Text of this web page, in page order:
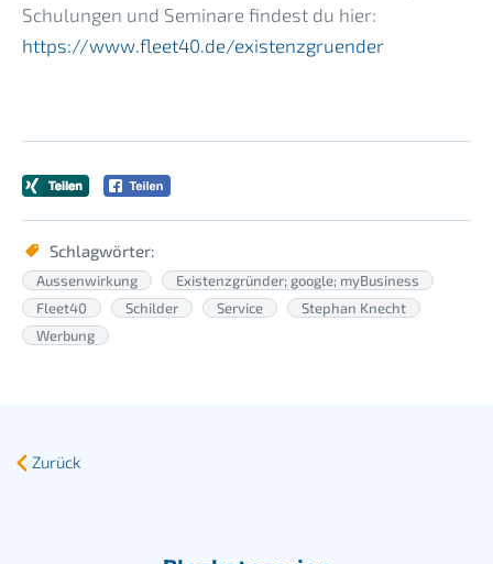
Schulungen und Seminare findest du hier:
https://www.fleet40.de/existenzgruender
Schlagwörter:
Aussenwirkung
Existenzgründer; google; myBusiness
Fleet40
Schilder Service
Stephan Knecht
Werbung
Zurück